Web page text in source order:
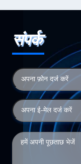
संपर्क